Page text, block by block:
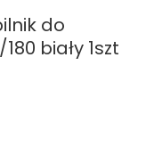
do
biały 1szt